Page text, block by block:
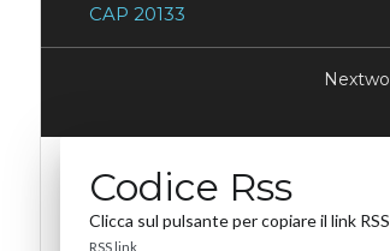
CAP 20133
Codice Rss
Clicca sul pulsante per copiare il link
RSS link